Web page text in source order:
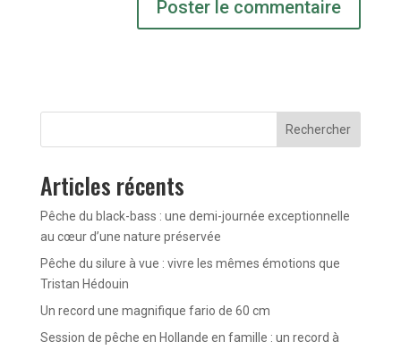
Rechercher
Articles récents
Pêche du black-bass : une demi-journée exceptionnelle
au cœur d’une nature préservée
Pêche du silure à vue : vivre les mêmes émotions que
Tristan Hédouin
Un record une magnifique fario de 60 cm
Session de pêche en Hollande en famille : un record à